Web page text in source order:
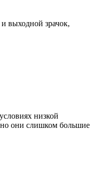
низкой
но они слишком большие